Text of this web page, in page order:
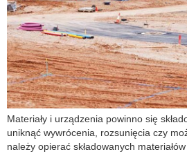
Materiały i urządzenia powinno się
uniknąć wywrócenia, rozsunięcia czy
należy opierać składowanych